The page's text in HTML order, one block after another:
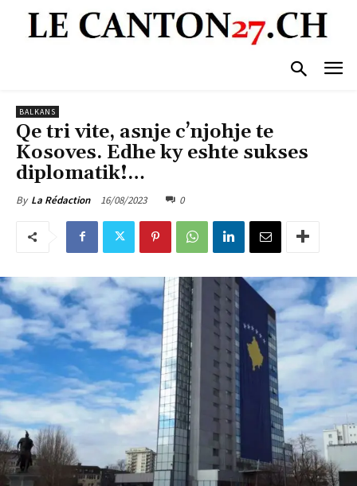
BALKANS
Qe tri vite, asnje c’njohje te
Kosoves. Edhe ky eshte sukses
diplomatik!…
By La Rédaction 16/08/2023 0